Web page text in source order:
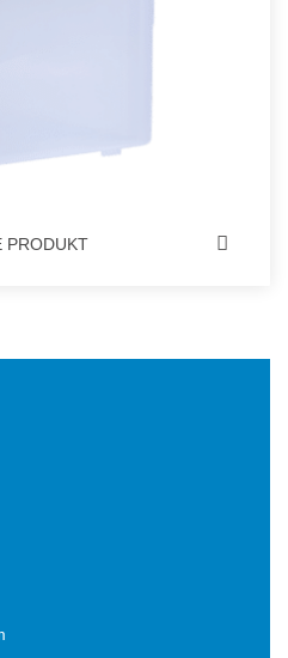
PRODUKT